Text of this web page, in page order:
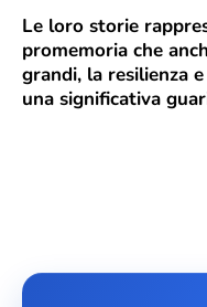
Le loro storie
promemoria che
grandi, la resilienza
una significativa